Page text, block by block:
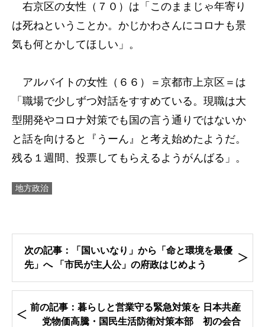
右京区の女性（７０）は「このままじゃ年寄り
は死ねということか。かじかわさんにコロナも景
気も何とかしてほしい」。
アルバイトの女性（６６）＝京都市上京区＝は
「職場で少しずつ対話をすすめている。現職は大
型開発やコロナ対策でも国の言う通りではないか
と話を向けると『うーん』と考え始めたようだ。
残る１週間、投票してもらえるようがんばる」。
地方政治
次の記事：「国いいなり」から「命と環境を最優
先」へ 「市民が主人公」の府政はじめよう
前の記事：暮らしと営業守る緊急対策を 日本共産
党物価高騰・国民生活防衛対策本部 初の会合